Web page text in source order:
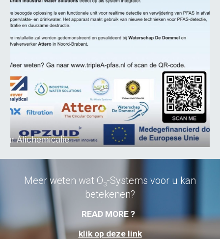
Meer weten wat O3-Systems voor u kan
betekenen?
READ MORE ?
klik op deze link